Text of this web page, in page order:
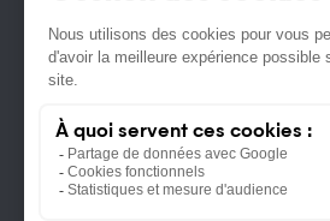
TÉL. +33 (0)4 50 90 80 01